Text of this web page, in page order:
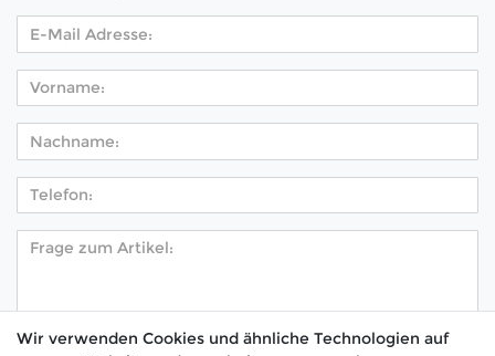
Wir verwenden Cookies und ähnliche Technologien auf